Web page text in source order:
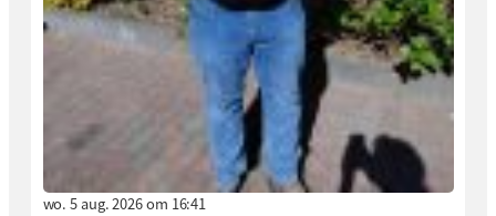
wo. 5 aug. 2026 om 16:41